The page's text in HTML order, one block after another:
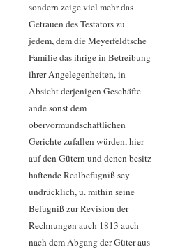
sondern zeige viel mehr das
Getrauen des Testators zu
jedem, dem die Meyerfeldtsche
Familie das ihrige in Betreibung
ihrer Angelegenheiten, in
Absicht derjenigen Geschäfte
ande sonst dem
obervormundschaftlichen
Gerichte zufallen würden, hier
auf den Gütern und denen besitz
haftende Realbefugniß sey
undrücklich, u. mithin seine
Befugniß zur Revision der
Rechnungen auch 1813 auch
nach dem Abgang der Güter aus